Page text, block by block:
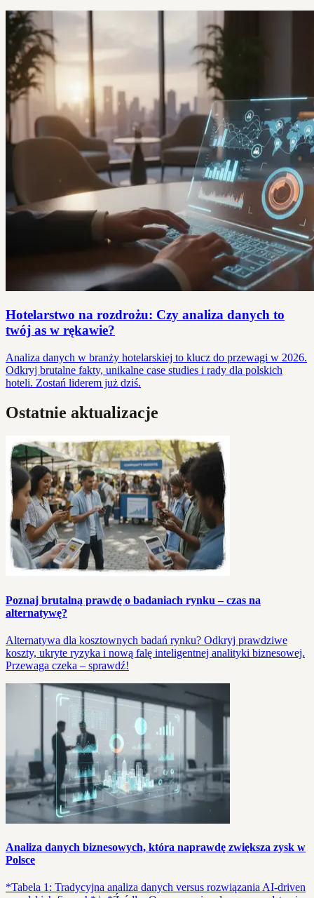
Hotelarstwo na rozdrożu: Czy analiza danych to
twój as w rękawie?
Analiza danych w branży hotelarskiej to klucz do przewagi w 2026.
Odkryj brutalne fakty, unikalne case studies i rady dla polskich
hoteli. Zostań liderem już dziś.
Ostatnie aktualizacje
Poznaj brutalną prawdę o badaniach rynku – czas na
alternatywę?
Alternatywa dla kosztownych badań rynku? Odkryj prawdziwe
koszty, ukryte ryzyka i nową falę inteligentnej analityki biznesowej.
Przewaga czeka – sprawdź!
Analiza danych biznesowych, która naprawdę zwiększa zysk w
Polsce
*Tabela 1: Tradycyjna analiza danych versus rozwiązania AI-driven